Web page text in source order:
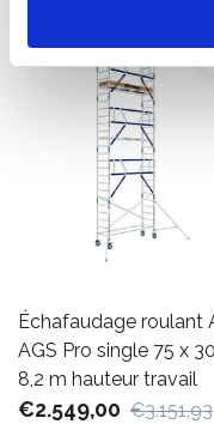
Échafaudage roulant
AGS Pro single 75 x
8,2 m hauteur travail
€2.549,00 €3.151,93